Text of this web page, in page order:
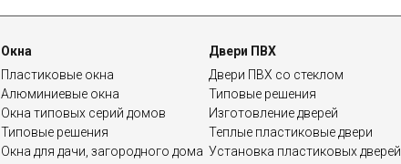
Окна
Пластиковые окна
Алюминиевые окна
Окна типовых серий домов
Типовые решения
Окна для дачи, загородного дома
Двери ПВХ
Двери ПВХ со стеклом
Типовые решения
Изготовление дверей
Теплые пластиковые двери
Установка пластиковых дверей